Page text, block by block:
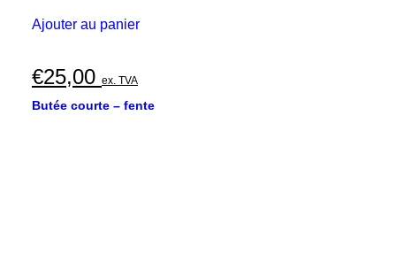
Ajouter au panier
€25,00 ex. TVA
Butée courte – fente